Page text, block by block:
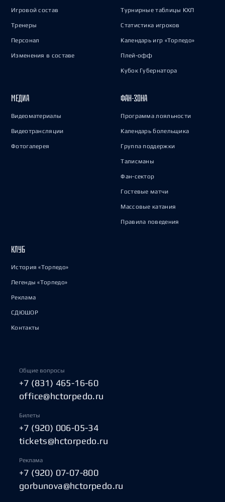
Игровой состав
Тренеры
Персонал
Изменения в составе
Турнирные таблицы КХЛ
Статистика игроков
Календарь игр «Торпедо»
Плей-офф
Кубок Губернатора
МЕДИА
Видеоматериалы
Видеотрансляции
Фотогалерея
ФАН-ЗОНА
Программа лояльности
Календарь болельщика
Группа поддержки
Талисманы
Фан-сектор
Гостевые матчи
Массовые катания
Правила поведения
КЛУБ
История «Торпедо»
Легенды «Торпедо»
Реклама
СДЮШОР
Контакты
Общие вопросы
+7 (831) 465-16-60
office@hctorpedo.ru
Билеты
+7 (920) 006-05-34
tickets@hctorpedo.ru
Реклама
+7 (920) 07-07-800
gorbunova@hctorpedo.ru